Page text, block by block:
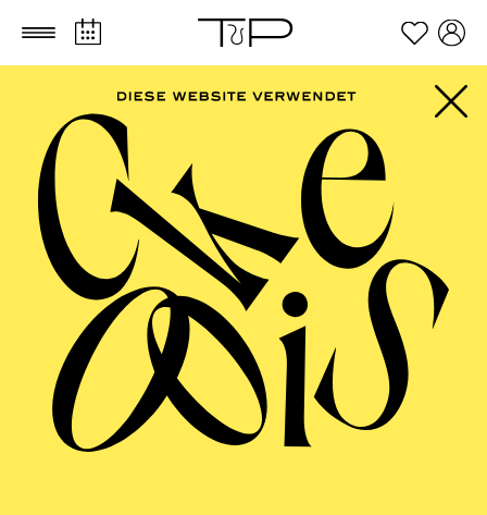
Zum Hauptinhalt springen Zum Footer springen
AALTO MUSIKTHEATER
Wiener Blut